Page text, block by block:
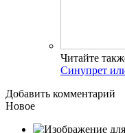
Читайте
Синупрет
Добавить комментарий
Новое